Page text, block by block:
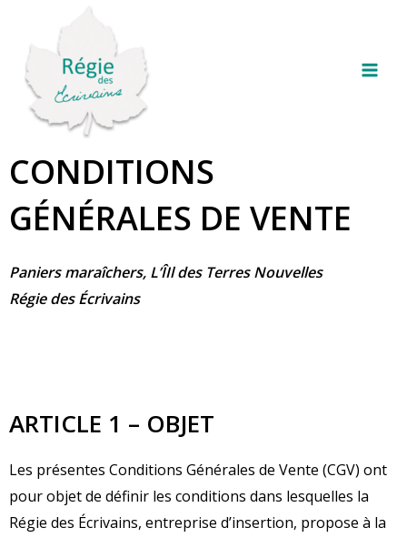
contenu
CONDITIONS
GÉNÉRALES DE VENTE
Paniers maraîchers, L’ÎIl des Terres Nouvelles
Régie des Écrivains
ARTICLE 1 – OBJET
Les présentes Conditions Générales de Vente (CGV) ont
pour objet de définir les conditions dans lesquelles la
Régie des Écrivains, entreprise d’insertion, propose à la